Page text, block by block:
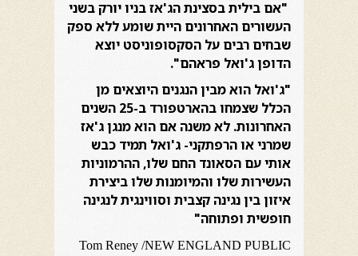
"אם בילית בסצינת הג'אז בניו יורק בשני
העשורים האחרונים היית שומע ללא ספק
שבחים רבים על הסקסופוניסט יוצא
הדופן ג'ואל פראהם".
"ג'ואל הוא מבין הנגנים היוצאים מן
הכלל שצמחו בהארטפורד ב-25 השנים
האחרונות. לא משנה אם הוא מנגן ג'אז
שמרני או הרפתקני- ג'ואל תמיד כבש
אותי עם הסאונד החם שלו, ההרמוניות
העשירות שלו והמיומנות שלו ביצירת
איזון בין נגינה קצבית וסווינגית לנגינה
חופשית ופתוחה"
Tom Reney /NEW ENGLAND PUBLIC